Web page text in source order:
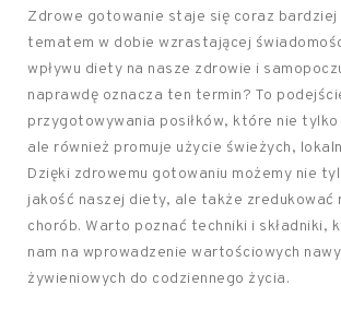
Zdrowe gotowanie staje się coraz bardziej
tematem w dobie wzrastającej
wpływu diety na nasze zdrowie i
naprawdę oznacza ten termin? To
przygotowywania posiłków, które nie
ale również promuje użycie świeżych,
Dzięki zdrowemu gotowaniu możemy nie
jakość naszej diety, ale także zredukować
chorób. Warto poznać techniki i składniki,
nam na wprowadzenie wartościowych
żywieniowych do codziennego życia.